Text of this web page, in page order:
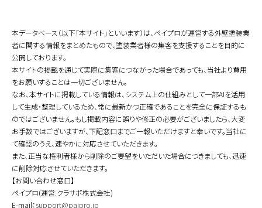
本データベース（以下「本サイト」といいます）は、ペイプロが運営する外壁塗装業
者に関する情報をまとめたもので、塗装業者様の集客を支援することを目的に
公開しております。
本サイトの掲載を通じて実際に集客につながった場合であっても、当社より費用
をお願いすることは一切ございません。
なお、本サイトに掲載している情報は、システム上の仕組みとして一部AIを活用
して生成・整理しているため、常に最新かつ正確であることを完全に保証するも
のではございません。もし掲載内容に誤りや修正の必要がございましたら、大変
お手数ではございますが、下記窓口までご一報いただけますと幸いです。当社に
て確認のうえ、速やかに対応させていただきます。
また、正当な権利者様から削除のご要望をいただいた場合につきましても、迅速
に削除対応させていただきます。
【お問い合わせ窓口】
ペイプロ(運営:クラサポ株式会社)
E-mail：support@paipro.jp